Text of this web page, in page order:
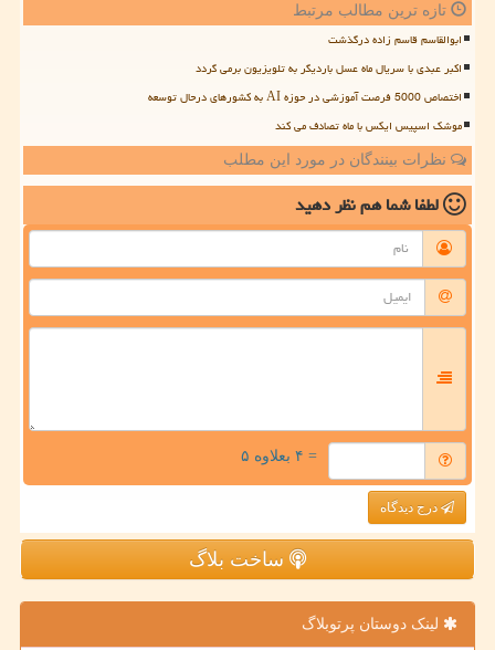
تازه ترین مطالب مرتبط
ابوالقاسم قاسم زاده درگذشت
اکبر عبدی با سریال ماه عسل باردیگر به تلویزیون برمی گردد
اختصاص 5000 فرصت آموزشی در حوزه AI به کشورهای درحال توسعه
موشک اسپیس ایکس با ماه تصادف می کند
نظرات بینندگان در مورد این مطلب
لطفا شما همنظر دهید
= ۴ بعلاوه ۵
درج دیدگاه
ساخت بلاگ
لینک دوستان پرتوبلاگ